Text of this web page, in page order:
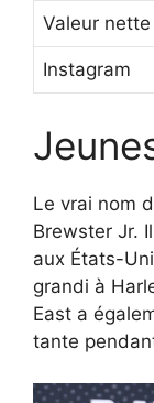
Valeur nette
Instagram
Le vrai nom
Brewster Jr.
aux États-
grandi à
East a
tante